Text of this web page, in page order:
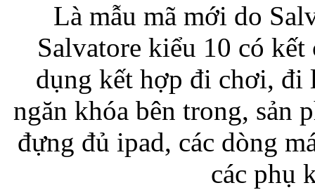
Bao da iPhone 5
Là mẫu mã mới do
Salvatore kiểu 10 có
dụng kết hợp đi chơi, đi
ngăn khóa bên trong, sản
đựng đủ ipad, các dòng
các phụ